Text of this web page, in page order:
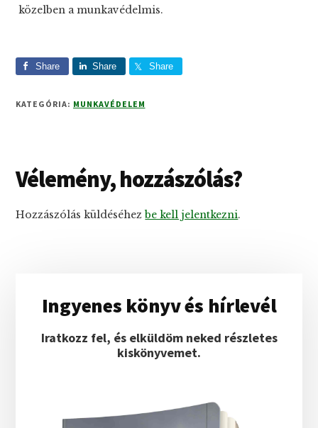
közelben a munkavédelmis.
Share Share Share
KATEGÓRIA: MUNKAVÉDELEM
Reader
Interactions
Vélemény, hozzászólás?
Hozzászólás küldéséhezbe kell jelentkezni.
oldalsáv
Ingyenes könyv és hírlevél
Iratkozz fel, és elküldöm neked részletes
kiskönyvemet.